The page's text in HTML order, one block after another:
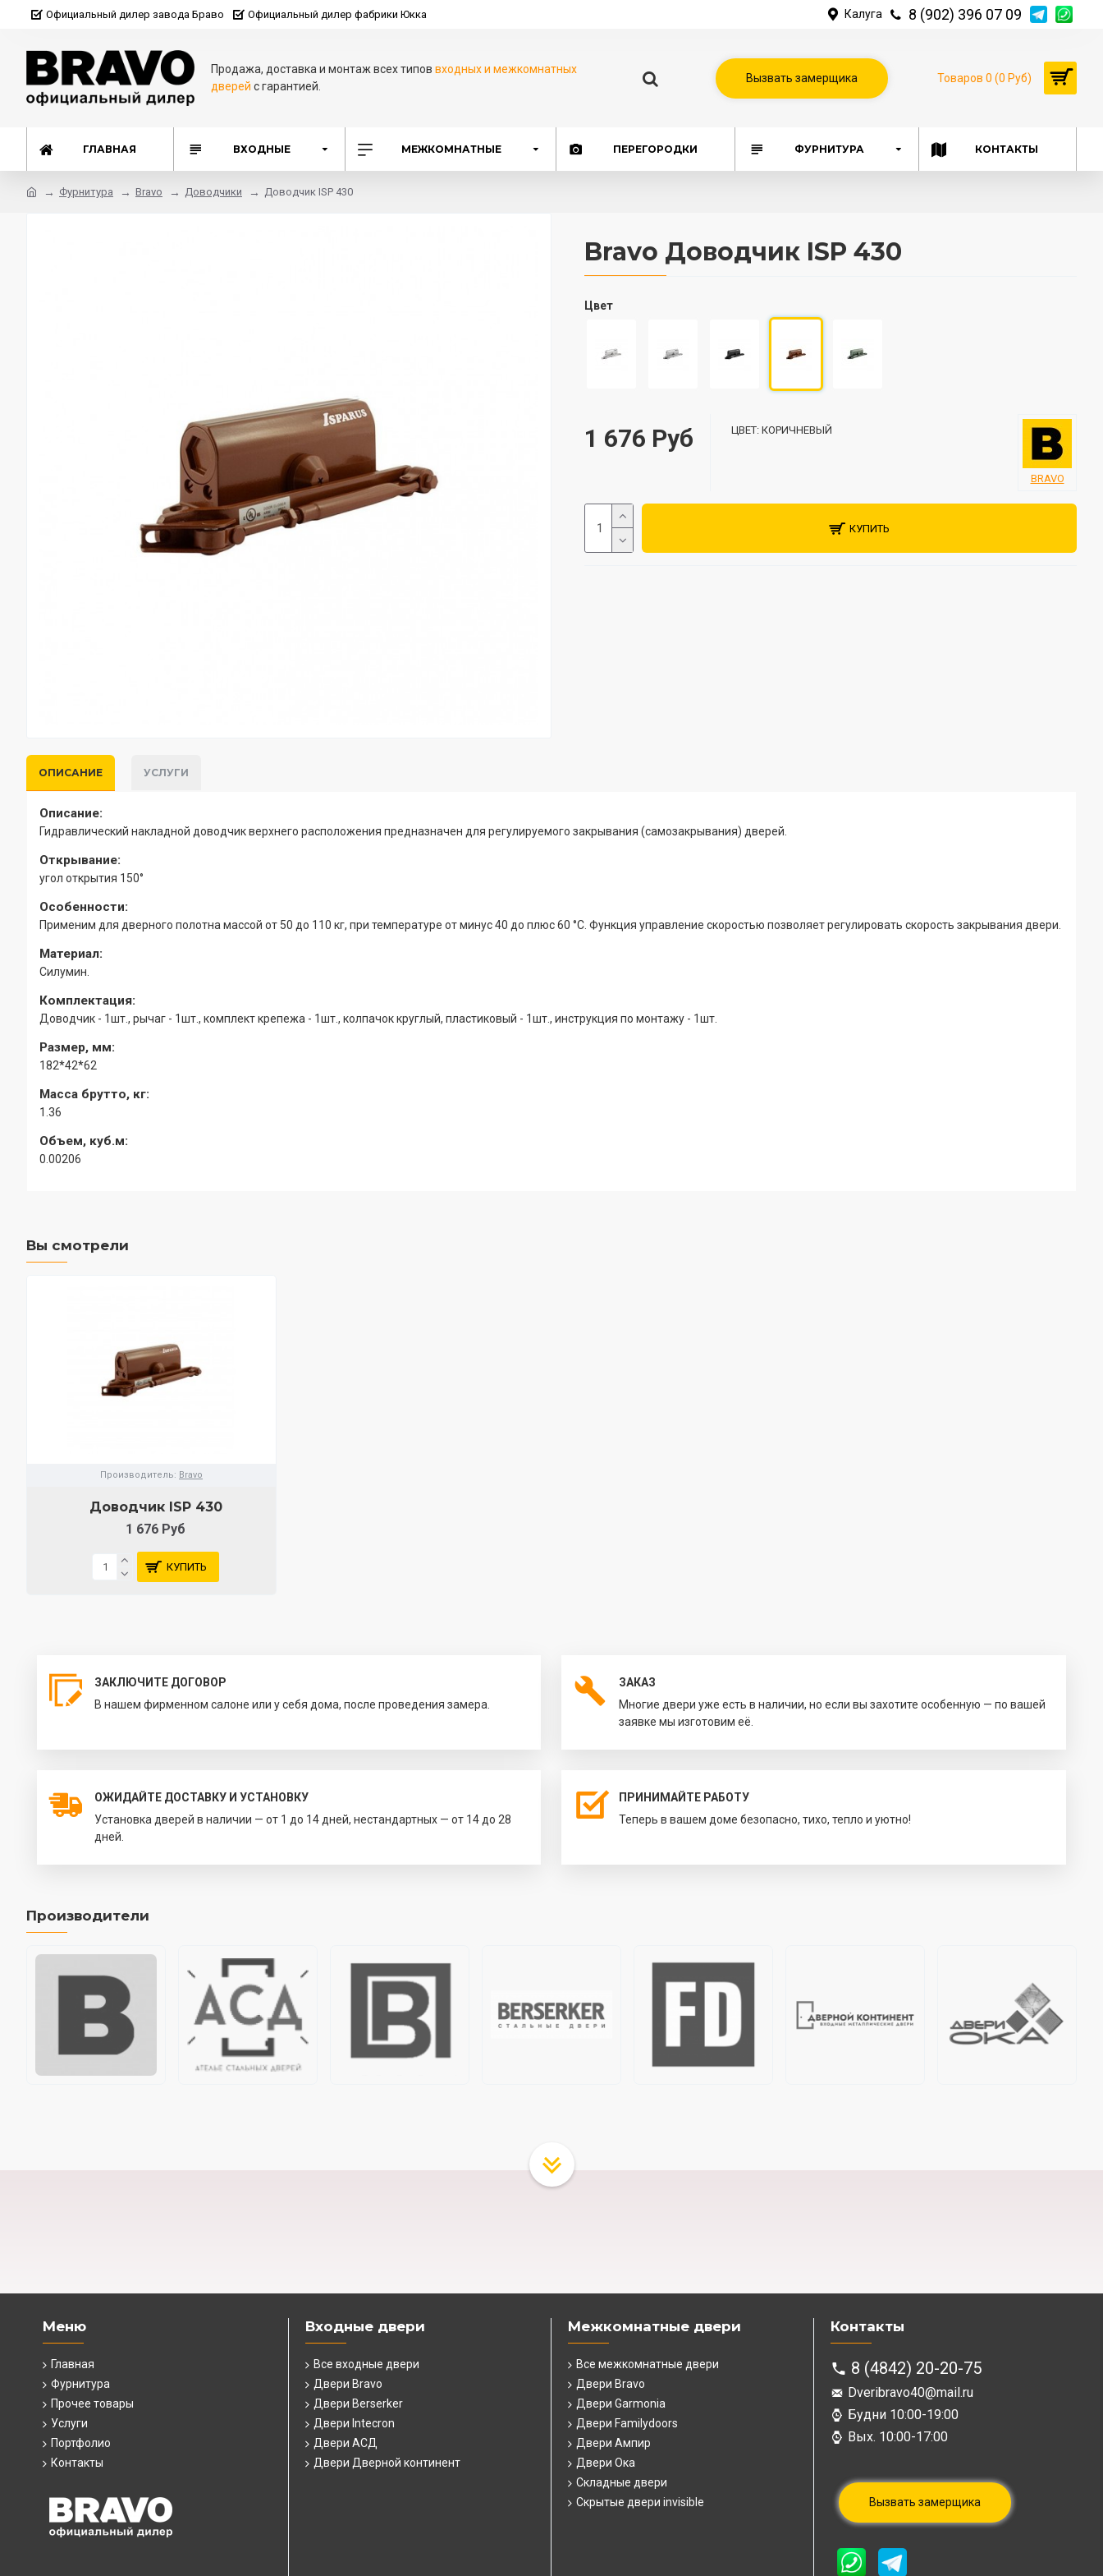
Официальный дилер завода Браво Официальный дилер фабрики Юкка Калуга 8 (902) 396 07 09
Продажа, доставка и монтаж всех типоввходных и межкомнатных
дверей с гарантией.
Вызвать замерщика Товаров 0 (0 Руб)
ГЛАВНАЯ ВХОДНЫЕ МЕЖКОМНАТНЫЕ ПЕРЕГОРОДКИ ФУРНИТУРА КОНТАКТЫ
Фурнитура Bravo Доводчики Доводчик ISP 430
Bravo Доводчик ISP 430
1 676 Руб ЦВЕТ: КОРИЧНЕВЫЙ
BRAVO
Цвет
КУПИТЬ
ОПИСАНИЕ УСЛУГИ
Описание:
Гидравлический накладной доводчик верхнего расположения предназначен для регулируемого закрывания (самозакрывания) дверей.
Открывание:
угол открытия 150°
Особенности:
Применим для дверного полотна массой от 50 до 110 кг, при температуре от минус 40 до плюс 60 °С. Функция управление скоростью позволяет регулировать скорость закрывания двери.
Материал:
Силумин.
Комплектация:
Доводчик - 1шт., рычаг - 1шт., комплект крепежа - 1шт., колпачок круглый, пластиковый - 1шт., инструкция по монтажу - 1шт.
Размер, мм:
182*42*62
Масса брутто, кг:
1.36
Объем, куб.м:
0.00206
Вы смотрели
Производитель: Bravo
Доводчик ISP 430
1 676 Руб
КУПИТЬ
ЗАКЛЮЧИТЕ ДОГОВОР
В нашем фирменном салоне или у себя дома, после проведения замера.
ЗАКАЗ
Многие двери уже есть в наличии, но если вы захотите особенную — по вашей
заявке мы изготовим её.
ОЖИДАЙТЕ ДОСТАВКУ И УСТАНОВКУ
Установка дверей в наличии — от 1 до 14 дней, нестандартных — от 14 до 28
дней.
ПРИНИМАЙТЕ РАБОТУ
Теперь в вашем доме безопасно, тихо, тепло и уютно!
Производители
Меню
Главная
Фурнитура
Прочее товары
Услуги
Портфолио
Контакты
Входные двери
Все входные двери
Двери Bravo
Двери Berserker
Двери Intecron
Двери АСД
Двери Дверной континент
Межкомнатные двери
Все межкомнатные двери
Двери Bravo
Двери Garmonia
Двери Familydoors
Двери Ампир
Двери Ока
Складные двери
Скрытые двери invisible
Контакты
8 (4842) 20-20-75
Dveribravo40@mail.ru
Будни 10:00-19:00
Вых. 10:00-17:00
Вызвать замерщика